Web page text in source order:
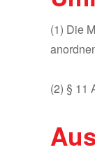
(1) Die
(2) § 11